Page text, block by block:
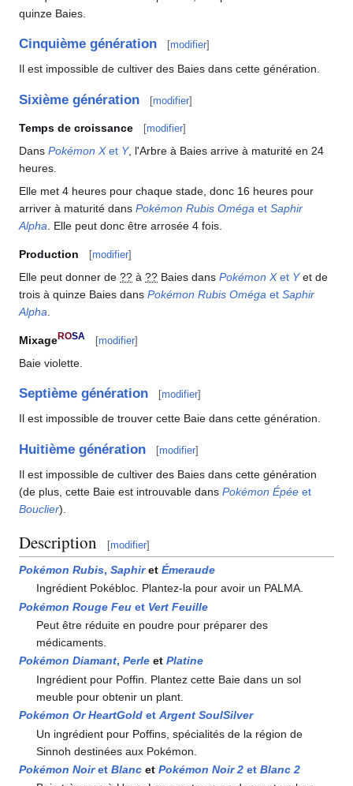
quinze Baies.
Cinquième génération [modifier]
Il est impossible de cultiver des Baies dans cette génération.
Sixième génération [modifier]
Temps de croissance [modifier]
Dans Pokémon Xet Y, l'Arbre à Baies arrive à maturité en 24
heures.
Elle met 4 heures pour chaque stade, donc 16 heures pour
arriver à maturité dans Pokémon Rubis Oméga et Saphir
Alpha . Elle peut donc être arrosée 4 fois.
Production [modifier]
Elle peut donner de ?? à ?? Baies dans Pokémon Xet Yet de
trois à quinze Baies dans Pokémon Rubis Oméga et Saphir
Alpha
MixageROSA [modifier]
Baie violette.
Septième génération [modifier]
Il est impossible de trouver cette Baie dans cette génération.
Huitième génération [modifier]
Il est impossible de cultiver des Baies dans cette génération
(de plus, cette Baie est introuvable dans Pokémon Épée et
Bouclier).
Description [modifier]
Pokémon Rubis, Saphiret Émeraude
Ingrédient Pokébloc. Plantez-la pour avoir un PALMA.
Pokémon Rouge Feu et Vert Feuille
Peut être réduite en poudre pour préparer des
médicaments.
Pokémon Diamant, Perle et Platine
Ingrédient pour Poffin. Plantez cette Baie dans un sol
meuble pour obtenir un plant.
Pokémon Or HeartGold et Argent SoulSilver
Un ingrédient pour Poffins, spécialités de la région de
Sinnoh destinées aux Pokémon.
Pokémon Noiret Blanc et Pokémon Noir 2 et Blanc 2